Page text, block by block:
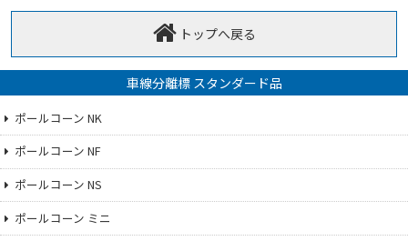
トップへ戻る
車線分離標 スタンダード品
ポールコーン NK
ポールコーン NF
ポールコーン NS
ポールコーン ミニ